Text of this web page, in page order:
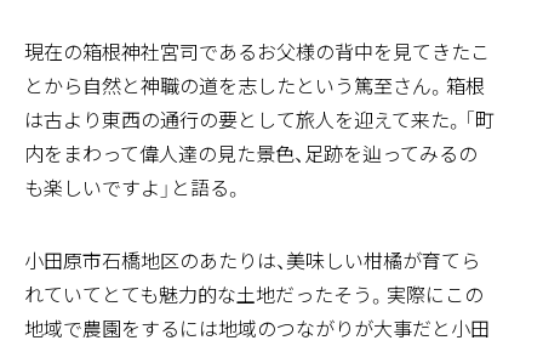
現在の箱根神社宮司であるお父様の背中を見てきたこ
とから自然と神職の道を志したという篤至さん。箱根
は古より東西の通行の要として旅人を迎えて来た。「町
内をまわって偉人達の見た景色、足跡を辿ってみるの
も楽しいですよ」と語る。
働く人々
小田原市石橋地区のあたりは、美味しい柑橘が育てら
れていてとても魅力的な土地だったそう。実際にこの
地域で農園をするには地域のつながりが大事だと小田